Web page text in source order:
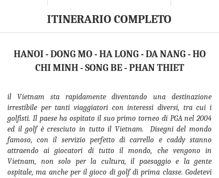
ITINERARIO COMPLETO
HANOI - DONG MO - HA LONG - DA NANG- HO
CHI MINH - SONG BE - PHAN THIET
il Vietnam sta rapidamente diventando una destinazione
irrestibile per tanti viaggiatori con interessi diversi, tra cui i
golfisti. Il paese ha ospitato il suo primo torneo di PGA nel 2004
ed il golf è cresciuto in tutto il Vietnam. Disegni del mondo
famoso, con il servizio perfetto di carrello e caddy stanno
attraendo ai giocatori di tutto il mondo, che vengono in
Vietnam, non solo per la cultura, il paesaggio e la gente
ospitale, ma anche per il gioco di golf di prima classe. Godetevi